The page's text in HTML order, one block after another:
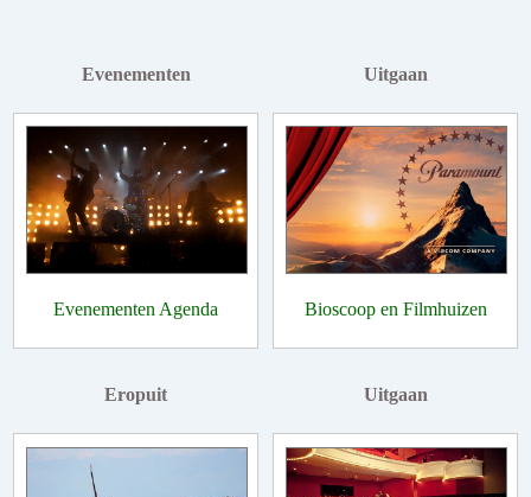
Evenementen
Evenementen Agenda
Uitgaan
Bioscoop en Filmhuizen
Eropuit Uitgaan